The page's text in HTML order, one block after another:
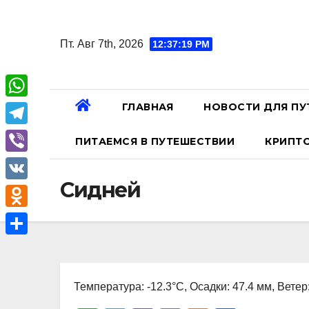
содержанию
Пт. Авг 7th, 2026 12:37:20 PM
ГЛАВНАЯ НОВОСТИ ДЛЯ
ПИТАЕМСЯ В ПУТЕШЕСТВИИ
Сидней
Температура: -12.3°C, Осадки: 47.4 мм,
W
h
a
A
T
e
l
e
g
V
i
b
e
V
K
O